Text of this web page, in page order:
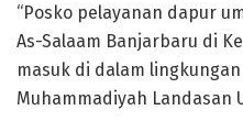
“Posko pelayanan dapur
As-Salaam Banjarbaru di
masuk di dalam
Muhammadiyah Landasan